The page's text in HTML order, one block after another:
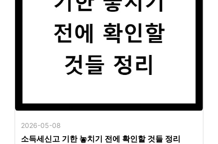
2026-05-08
소득세신고 기한 놓치기 전에 확인할 것들 정리